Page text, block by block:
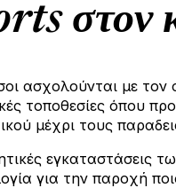
στον
ασχολούνται με τον
τοποθεσίες όπου
μέχρι τους
εγκαταστάσεις
για την παροχή